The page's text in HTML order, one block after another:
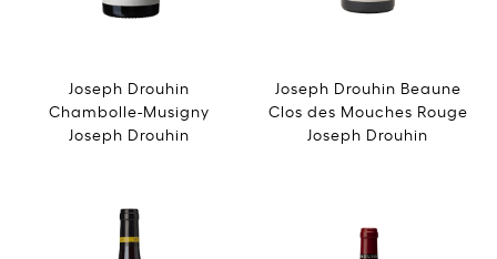
Joseph Drouhin
Chambolle-Musigny
Joseph Drouhin
Joseph Drouhin Beaune
Clos des Mouches Rouge
Joseph Drouhin